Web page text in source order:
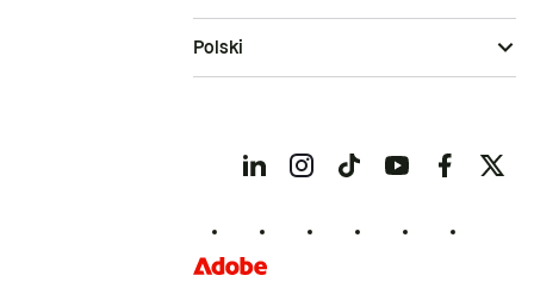
Polski